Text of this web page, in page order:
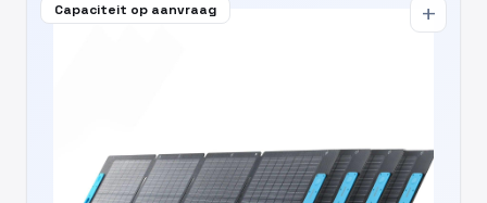
Capaciteit op aanvraag add